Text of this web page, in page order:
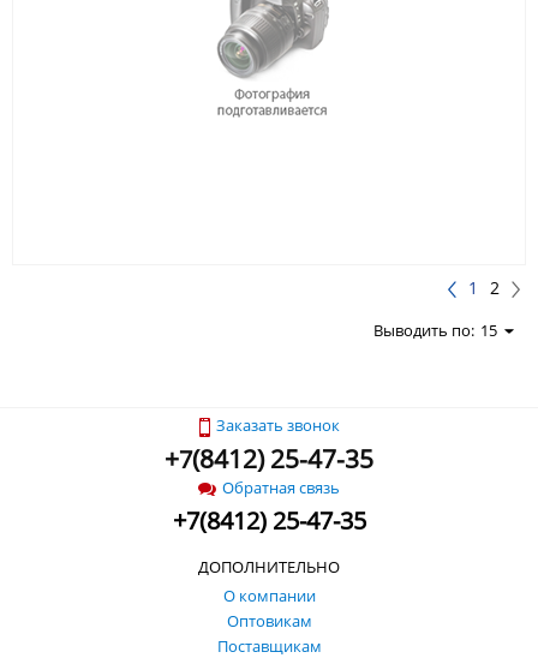
1 2
Выводить по: 15
Заказать звонок
+7(8412) 25-47-35
Обратная связь
+7(8412) 25-47-35
ДОПОЛНИТЕЛЬНО
О компании
Оптовикам
Поставщикам